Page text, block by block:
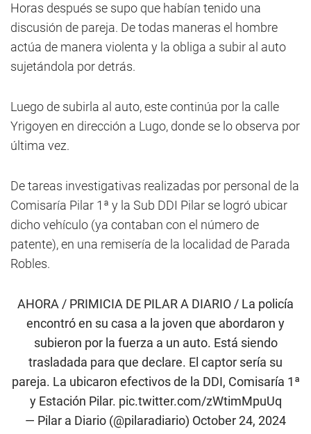
Horas después se supo que habían tenido una
discusión de pareja. De todas maneras el hombre
actúa de manera violenta y la obliga a subir al auto
sujetándola por detrás.
Luego de subirla al auto, este continúa por la calle
Yrigoyen en dirección a Lugo, donde se lo observa por
última vez.
De tareas investigativas realizadas por personal de la
Comisaría Pilar 1ª y la Sub DDI Pilar se logró ubicar
dicho vehículo (ya contaban con el número de
patente), en una remisería de la localidad de Parada
Robles.
AHORA / PRIMICIA DE PILAR A DIARIO / La policía
encontró en su casa a la joven que abordaron y
subieron por la fuerza a un auto. Está siendo
trasladada para que declare. El captor sería su
pareja. La ubicaron efectivos de la DDI, Comisaría 1ª
y Estación Pilar. pic.twitter.com/zWtimMpuUq
— Pilar a Diario (@pilaradiario) October 24, 2024